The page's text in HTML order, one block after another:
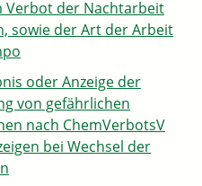
Verbot der Nachtarbeit
sowie der Art der Arbeit
oder Anzeige der
von gefährlichen
nach ChemVerbotsV
bei Wechsel der